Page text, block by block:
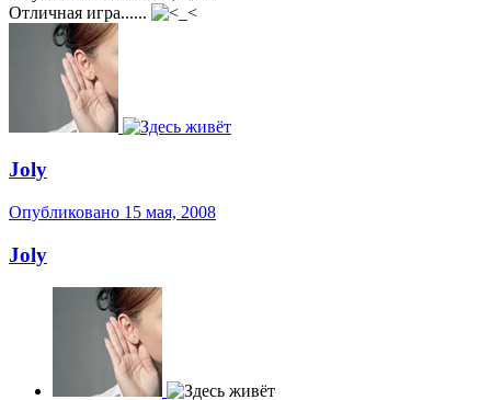
Отличная игра......
Joly
Опубликовано 15 мая, 2008
Joly